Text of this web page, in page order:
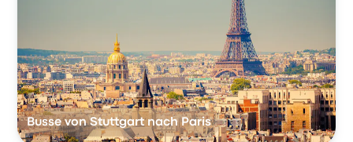
Busse von Stuttgart nach Paris